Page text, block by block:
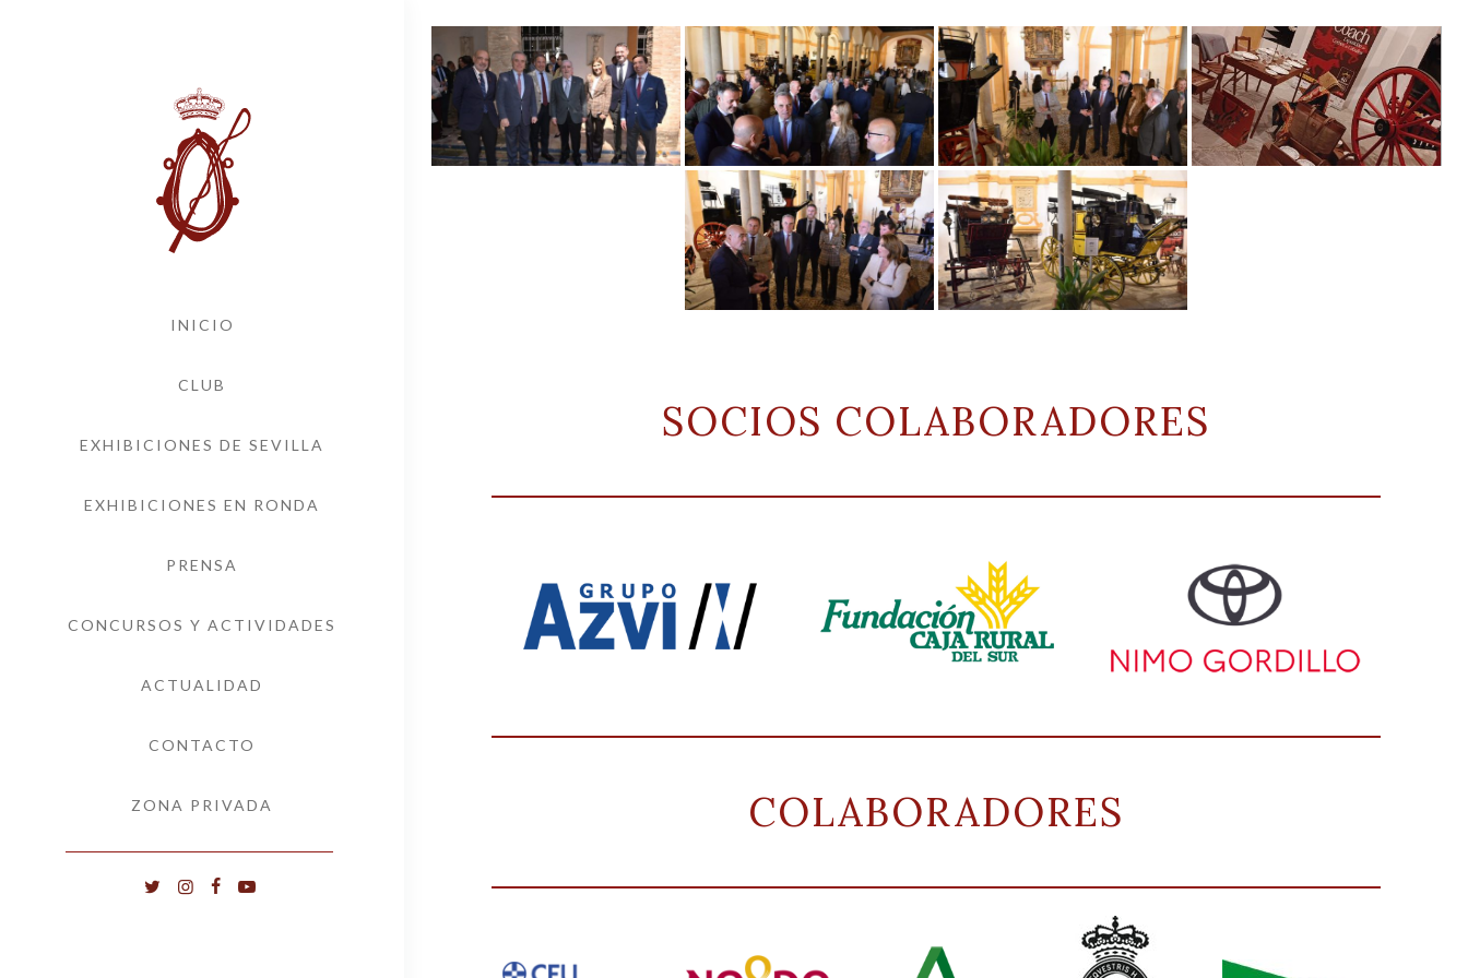
INICIO
CLUB
EXHIBICIONES DE SEVILLA
EXHIBICIONES EN RONDA
PRENSA
CONCURSOS Y ACTIVIDADES
ACTUALIDAD
CONTACTO
ZONA PRIVADA
SOCIOS COLABORADORES
COLABORADORES